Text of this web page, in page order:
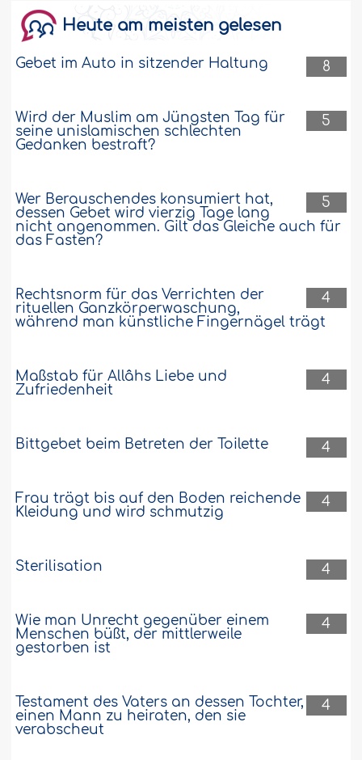
rituellen Gebetswaschung
übriggebliebenen Gliedmaßen an.
Wie soll ich die rituelle Gebetswaschung
mit dem Tayammum weiterführen, wenn
38286 20-12-2017
Ich bin Imker. Einmal habe ich das Gefäß
offen gelassen, da ist eine Maus, die an
Darf man diesen Honig essen? Es ist zu
erwähnen, dass die Maus vor einer sehr
langen Zeit gestorben war, bevor sie in
den Honig hineingefallen ist. Ich bitte um
38254 20-12-2017
Heute am meisten gelesen
8
Gebet im Auto in sitzender Haltung
5
Wird der Muslim am Jüngsten Tag für
seine unislamischen schlechten
Gedanken bestraft?
5
Wer Berauschendes konsumiert hat,
dessen Gebet wird vierzig Tage lang
nicht angenommen. Gilt das Gleiche auch für
das Fasten?
4
Rechtsnorm für das Verrichten der
rituellen Ganzkörperwaschung,
während man künstliche Fingernägel trägt
4
Maßstab für Allâhs Liebe und
Zufriedenheit
4
Bittgebet beim Betreten der Toilette
4
Frau trägt bis auf den Boden reichende
Kleidung und wird schmutzig
4
Sterilisation
4
Wie man Unrecht gegenüber einem
Menschen büßt, der mittlerweile
gestorben ist
4
Testament des Vaters an dessen Tochter,
einen Mann zu heiraten, den sie
verabscheut